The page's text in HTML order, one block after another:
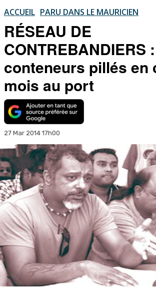
ACCUEIL PARU DANS LE MAURICIEN
RÉSEAU DE
CONTREBANDIERS
conteneurs pillés en
mois au port
27 Mar 2014 17h00